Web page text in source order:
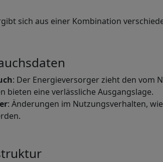
sich aus einer Kombination
: Der Energieversorger zieht den vom
bieten eine verlässliche Ausgangslage.
: Änderungen im Nutzungsverhalten,